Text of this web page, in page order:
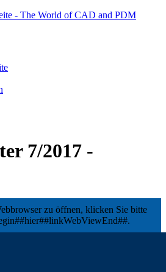
7/2017 -
zu öffnen, klicken Sie bitte